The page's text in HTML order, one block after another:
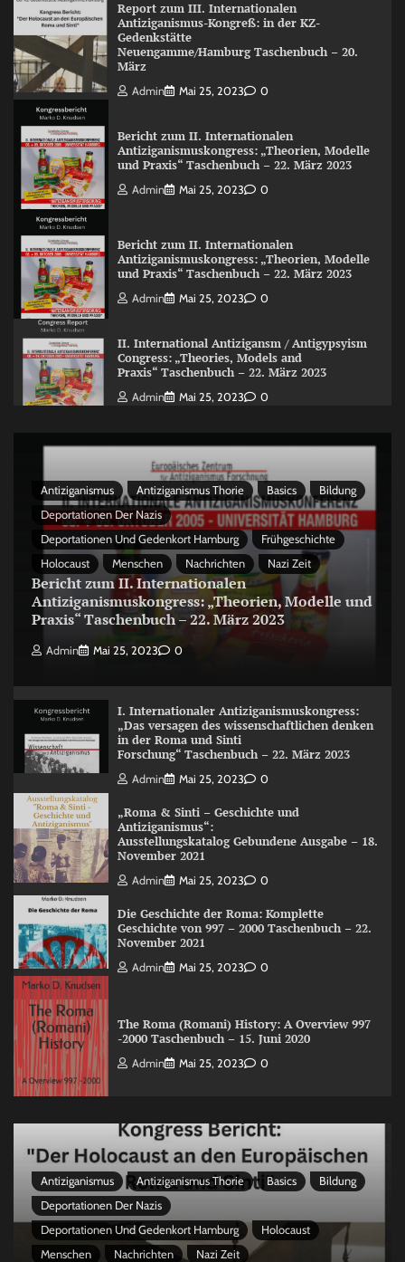
Report zum III. Internationalen
Antiziganismus-Kongreß: in der KZ-
Gedenkstätte
Neuengamme/Hamburg Taschenbuch – 20.
März
Admin Mai 25, 2023 0
Bericht zum II. Internationalen
Antiziganismuskongress: „Theorien, Modelle
und Praxis“ Taschenbuch – 22. März 2023
Admin Mai 25, 2023 0
Bericht zum II. Internationalen
Antiziganismuskongress: „Theorien, Modelle
und Praxis“ Taschenbuch – 22. März 2023
Admin Mai 25, 2023 0
II. International Antizigansm / Antigypsyism
Congress: „Theories, Models and
Praxis“ Taschenbuch – 22. März 2023
Admin Mai 25, 2023 0
Antiziganismus Antiziganismus Thorie Basics
Bildung
Deportationen Der Nazis
Deportationen Und Gedenkort Hamburg
Frühgeschichte
Holocaust
Menschen Nachrichten Nazi Zeit
Bericht zum II. Internationalen
Antiziganismuskongress: „Theorien, Modelle und
Praxis“ Taschenbuch – 22. März 2023
Admin Mai 25, 2023 0
I. Internationaler Antiziganismuskongress:
„Das versagen des wissenschaftlichen denken
in der Roma und Sinti
Forschung“ Taschenbuch – 22. März 2023
Admin Mai 25, 2023 0
„Roma & Sinti – Geschichte und
Antiziganismus“:
Ausstellungskatalog Gebundene Ausgabe – 18.
November 2021
Admin Mai 25, 2023 0
Die Geschichte der Roma: Komplette
Geschichte von 997 – 2000 Taschenbuch – 22.
November 2021
Admin Mai 25, 2023 0
The Roma (Romani) History: A Overview 997
-2000 Taschenbuch – 15. Juni 2020
Admin Mai 25, 2023 0
Antiziganismus Antiziganismus Thorie Basics
Bildung
Deportationen Der Nazis
Deportationen Und Gedenkort Hamburg
Holocaust
Menschen
Nachrichten Nazi Zeit